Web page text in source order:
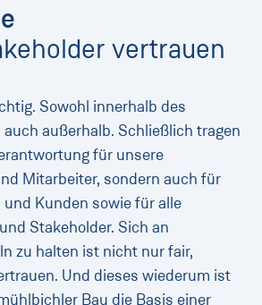
vertrauen
Sowohl innerhalb des
außerhalb. Schließlich tragen
für unsere
Mitarbeiter, sondern auch für
Kunden sowie für alle
Stakeholder. Sich an
zu halten ist nicht nur fair,
Und dieses wiederum ist
Bau die Basis einer